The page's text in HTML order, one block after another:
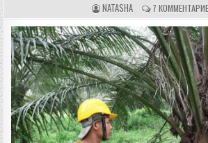
А
В
Т
О
Р
Р
Е
Ц
Е
П
Т
А
:
NATASHA О
Т
З
Ы
В
Ы
:
7